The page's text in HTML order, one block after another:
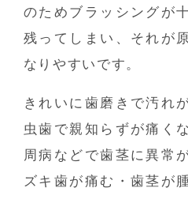
のためブラッシングが
残ってしまい、それが
なりやすいです。
きれいに歯磨きで汚れ
虫歯で親知らずが痛く
周病などで歯茎に異常
ズキ歯が痛む・歯茎が